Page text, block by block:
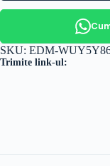
SKU: EDM-
Trimite link-ul: